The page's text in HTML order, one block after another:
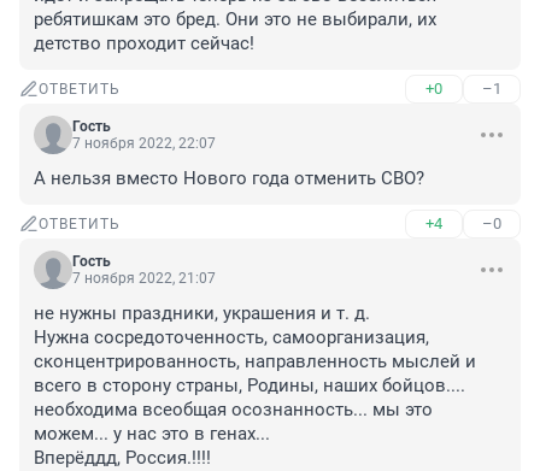
ребятишкам это бред. Они это не выбирали, их
детство проходит сейчас!
ОТВЕТИТЬ +0 –1
Гость
7 ноября 2022, 22:07
А нельзя вместо Нового года отменить СВО?
ОТВЕТИТЬ +4 –0
Гость
7 ноября 2022, 21:07
не нужны праздники, украшения и т. д.
Нужна сосредоточенность, самоорганизация,
сконцентрированность, направленность мыслей и
всего в сторону страны, Родины, наших бойцов....
необходима всеобщая осознанность... мы это
можем... у нас это в генах...
Вперёддд, Россия.!!!!